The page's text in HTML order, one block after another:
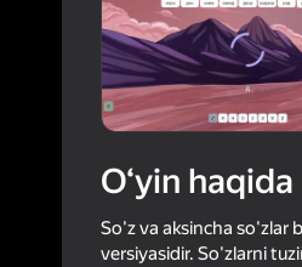
O‘yin haqida
So'z va aksincha
versiyasidir. So'zlarni